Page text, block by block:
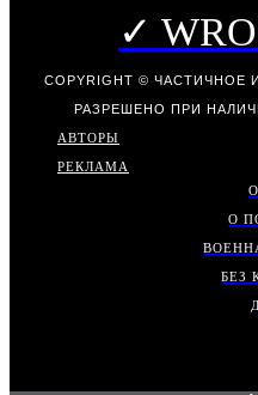
✓
COPYRIGHT ©
РАЗРЕШЕНО ПРИ
АВТОРЫ
РЕКЛАМА
О
БЕЗ